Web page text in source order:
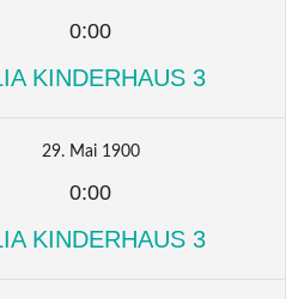
0:00
KINDERHAUS 3
29. Mai 1900
0:00
KINDERHAUS 3